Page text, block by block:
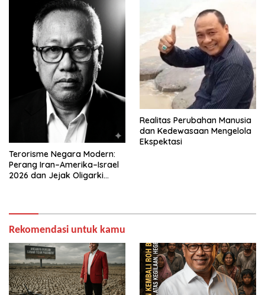
Terorisme Negara Modern:
Perang Iran–Amerika–Israel
2026 dan Jejak Oligarki
Realitas Perubahan Manusia
dan Kedewasaan Mengelola
Ekspektasi
Rekomendasi untuk kamu